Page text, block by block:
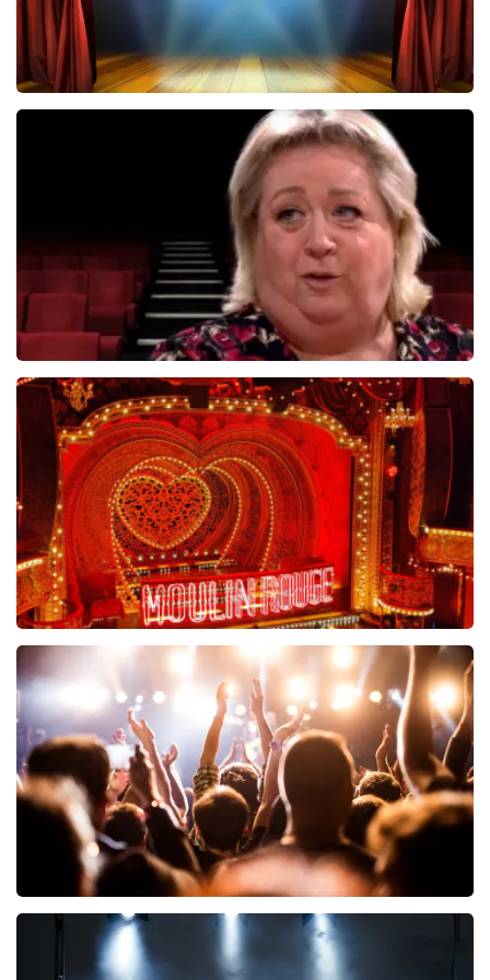
noemen wij de originele waarde bij onze prijs en ook
nog eens in de winkelwagen. Het is dus niet te missen.
En verder verwijzen wij ook nog door naar het originele
verkooppunt. Meer kunnen wij niet doen. Wij hopen dat
u ondanks de hogere prijs toch een fantastische avond
heeft gehad. Met vriendelijke groeten, Joost
reviews
Christel De Laat
1154+reviews
BEKIJKEN
Moulin Rouge
89reviews
BEKIJKEN
Hairspray
40 reviews